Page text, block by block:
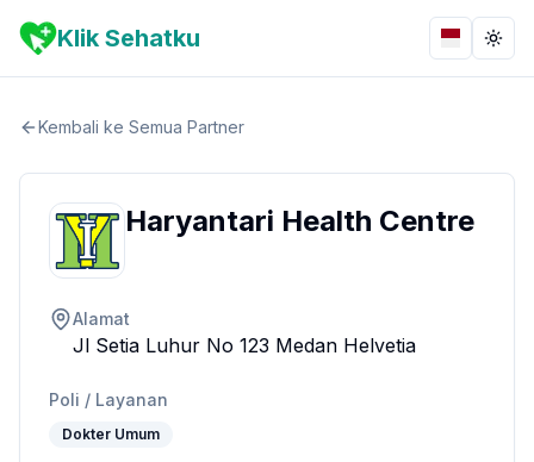
Klik Sehatku Bahasa
Kembali ke Semua Partner
Haryantari Health Centre
Alamat
Jl Setia Luhur No 123 Medan Helvetia
Poli / Layanan
Dokter Umum